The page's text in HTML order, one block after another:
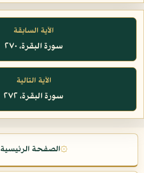
الآية السابقة
سورة البقرة، ٢٧٠
الآية التالية
سورة البقرة، ٢٧٢
۞الصفحة الرئيسية